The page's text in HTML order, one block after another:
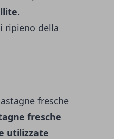
ripieno della
fresche
fresche
utilizzate